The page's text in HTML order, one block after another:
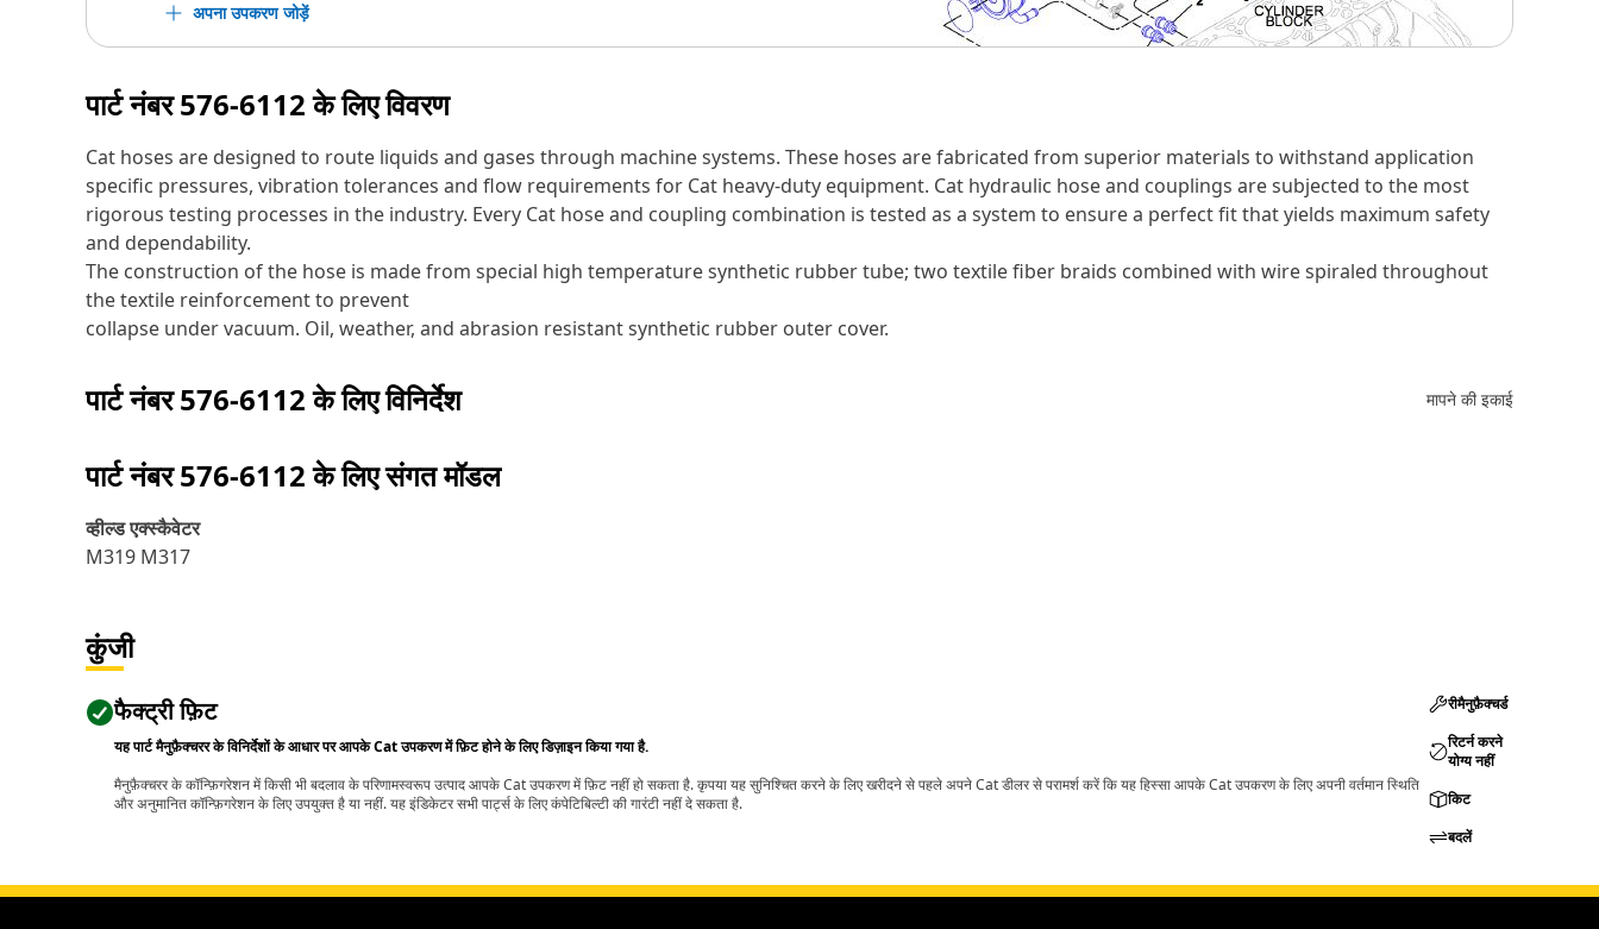
अपना उपकरण जोड़ें
पार्ट नंबर576-6112के लिए विवरण
Cat hoses are designed to route liquids and gases through machine systems. These hoses are fabricated from superior materials to withstand application
specific pressures, vibration tolerances and flow requirements for Cat heavy-duty equipment. Cat hydraulic hose and couplings are subjected to the most
rigorous testing processes in the industry. Every Cat hose and coupling combination is tested as a system to ensure a perfect fit that yields maximum safety
and dependability.
The construction of the hose is made from special high temperature synthetic rubber tube; two textile fiber braids combined with wire spiraled throughout
the textile reinforcement to prevent
collapse under vacuum. Oil, weather, and abrasion resistant synthetic rubber outer cover.
पार्ट नंबर576-6112के लिए विनिर्देश मापने की इकाई
पार्ट नंबर576-6112के लिए संगत मॉडल
व्हील्ड एक्स्कैवेटर
M319 M317
कुंजी
फैक्ट्री फ़िट
यह पार्ट मैनुफ़ैक्चरर के विनिर्देशों के आधार पर आपके Cat उपकरण में फ़िट होने के लिए डिज़ाइन किया गया है.
मैनुफ़ैक्चरर के कॉन्फ़िगरेशन में किसी भी बदलाव के परिणामस्वरूप उत्पाद आपके Cat उपकरण में फ़िट नहीं हो सकता है. कृपया यह सुनिश्चित करने के लिए खरीदने से पहले अपने Cat डीलर से परामर्श करें कि यह हिस्सा आपके Cat उपकरण के लिए अपनी वर्तमान स्थिति
और अनुमानित कॉन्फ़िगरेशन के लिए उपयुक्त है या नहीं. यह इंडिकेटर सभी पार्ट्स के लिए कंपेटिबिल्टी की गारंटी नहीं दे सकता है.
रीमैनुफ़ैक्चर्ड
रिटर्न करने
योग्य नहीं
किट
बदलें